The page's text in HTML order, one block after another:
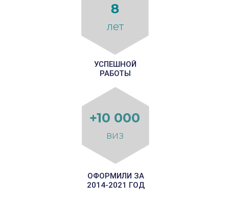
8
+10 000
лет
УСПЕШНОЙ
РАБОТЫ
ОФОРМИЛИ ЗА
2014-2021 ГОД
виз